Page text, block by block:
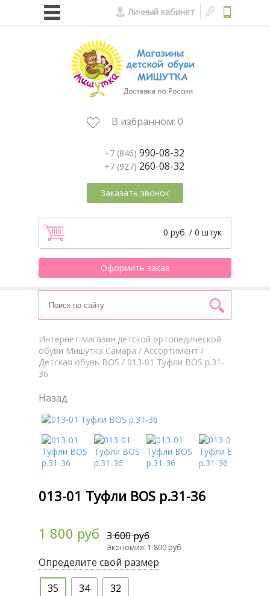
Личный кабинет
В избранном: 0
+7 (846) 990-08-32
+7 (927) 260-08-32
Заказать звонок
0 руб. / 0 штук
Оформить заказ
Интернет-магазин детской ортопедической
обуви Мишутка Самара / Aссортимент /
Детская обувь BOS / 013-01 Туфли BOS р.31-
36
Назад
013-01 Туфли BOS р.31-36
1 800 руб 3 600 руб
Экономия: 1 800 руб
Определите свой размер
35
34 32